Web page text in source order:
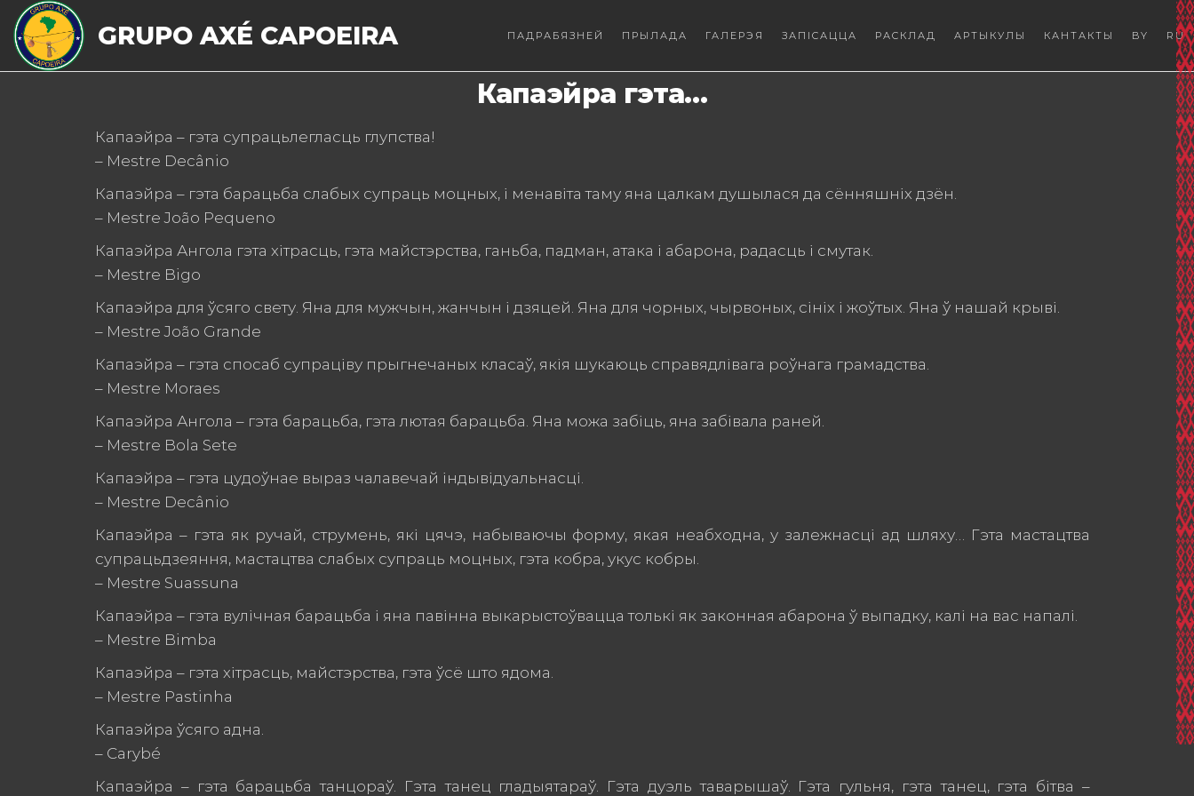
GRUPO AXÉ CAPOEIRA ПАДРАБЯЗНЕЙ ПРЫЛАДА ГАЛЕРЭЯ ЗАПІСАЦЦА РАСКЛАД АРТЫКУЛЫ КАНТАКТЫ BY RU
Капаэйра гэта…
Капаэйра – гэта супрацьлегласць глупства!
– Mestre Decânio
Капаэйра – гэта барацьба слабых супраць моцных, і менавіта таму яна цалкам душылася да сённяшніх дзён.
– Mestre João Pequeno
Капаэйра Ангола гэта хітрасць, гэта майстэрства, ганьба, падман, атака і абарона, радасць і смутак.
– Mestre Bigo
Капаэйра для ўсяго свету. Яна для мужчын, жанчын і дзяцей. Яна для чорных, чырвоных, сініх і жоўтых. Яна ў нашай крыві.
– Mestre João Grande
Капаэйра – гэта спосаб супраціву прыгнечаных класаў, якія шукаюць справядлівага роўнага грамадства.
– Mestre Moraes
Капаэйра Ангола – гэта барацьба, гэта лютая барацьба. Яна можа забіць, яна забівала раней.
– Mestre Bola Sete
Капаэйра – гэта цудоўнае выраз чалавечай індывідуальнасці.
– Mestre Decânio
Капаэйра – гэта як ручай, струмень, які цячэ, набываючы форму, якая неабходна, у залежнасці ад шляху… Гэта мастацтва
супрацьдзеяння, мастацтва слабых супраць моцных, гэта кобра, укус кобры.
– Mestre Suassuna
Капаэйра – гэта вулічная барацьба і яна павінна выкарыстоўвацца толькі як законная абарона ў выпадку, калі на вас напалі.
– Mestre Bimba
Капаэйра – гэта хітрасць, майстэрства, гэта ўсё што ядома.
– Mestre Pastinha
Капаэйра ўсяго адна.
– Carybé
Капаэйра – гэта барацьба танцораў. Гэта танец гладыятараў. Гэта дуэль таварышаў. Гэта гульня, гэта танец, гэта бітва –